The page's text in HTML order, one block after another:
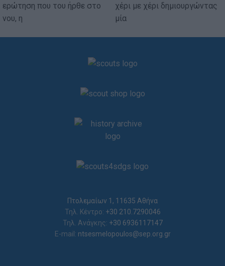
ερώτηση που του ήρθε στο
νου, η
χέρι με χέρι δημιουργώντας
μία
Πτολεμαίων 1, 11635 Αθήνα
Τηλ. Κέντρο: +30 210.7290046
Τηλ. Ανάγκης: +30 6936117147
E-mail: ntsesmelopoulos@sep.org.gr